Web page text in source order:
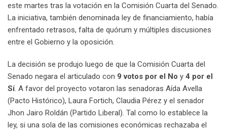
este martes tras la votación en la Comisión Cuarta del Senado.
La iniciativa, también denominada ley de financiamiento, había
enfrentado retrasos, falta de quórum y múltiples discusiones
entre el Gobierno y la oposición.
La decisión se produjo luego de que la Comisión Cuarta del
Senado negara el articulado con 9 votos por el No y 4 por el
Sí. A favor del proyecto votaron las senadoras Aída Avella
(Pacto Histórico), Laura Fortich, Claudia Pérez y el senador
Jhon Jairo Roldán (Partido Liberal). Tal como lo establece la
ley, si una sola de las comisiones económicas rechazaba el